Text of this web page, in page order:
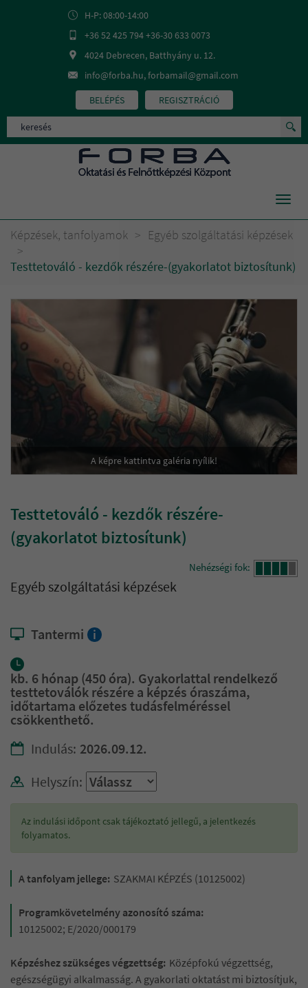
H-P: 08:00-14:00
+36 52 425 794 +36-30 633 0073
4024 Debrecen, Batthyány u. 12.
info@forba.hu, forbamail@gmail.com
BELÉPÉS
REGISZTRÁCIÓ
Képzések, tanfolyamok > Egyéb szolgáltatási képzések
>
Testtetováló - kezdők részére-(gyakorlatot biztosítunk)
A képre kattintva galéria nyílik!
Testtetováló - kezdők részére-
(gyakorlatot biztosítunk)
Nehézségi fok:
Egyéb szolgáltatási képzések
Tantermi i
kb. 6 hónap (450 óra). Gyakorlattal rendelkező
testtetoválók részére a képzés óraszáma,
időtartama előzetes tudásfelméréssel
csökkenthető.
Indulás: 2026.09.12.
Helyszín:
Az indulási időpont csak tájékoztató jellegű, a jelentkezés
folyamatos.
A tanfolyam jellege: SZAKMAI KÉPZÉS (10125002)
Programkövetelmény azonosító száma:
10125002; E/2020/000179
Képzéshez szükséges végzettség: Középfokú végzettség,
egészségügyi alkalmasság. A gyakorlati oktatást mi biztosítjuk,